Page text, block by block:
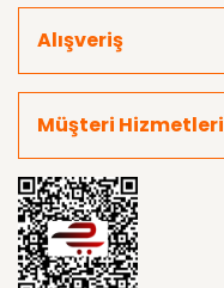
Alışveriş
Müşteri Hizmetleri